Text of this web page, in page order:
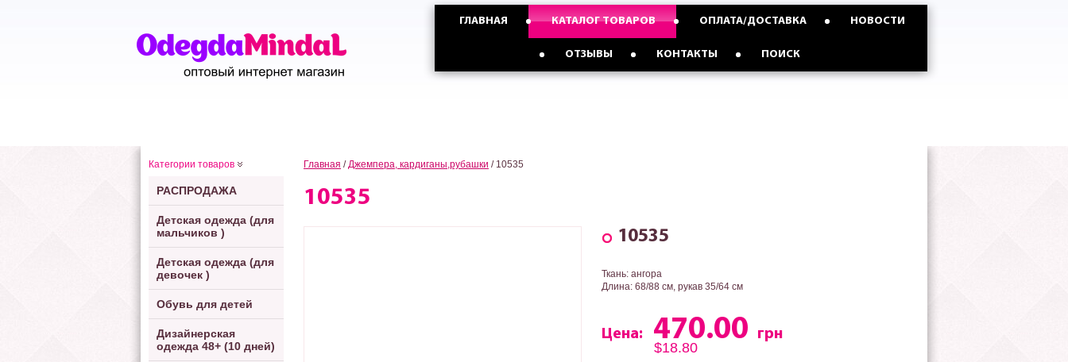
График работы
Опт с Россией,Казахстаном и
Опт с Украиной от
ГЛАВНАЯ КАТАЛОГ ТОВАРОВ ОПЛАТА/ДОСТАВКА НОВОСТИ
ОТЗЫВЫ КОНТАКТЫ ПОИСК
Категории товаров
РАСПРОДАЖА
Детская одежда (для
мальчиков )
Детская одежда (для
девочек )
Обувь для детей
Дизайнерская
одежда 48+ (10 дней)
Главная / Джемпера, кардиганы,рубашки / 10535
10535
10535
Ткань: ангора
Длина: 68/88 см, рукав 35/64 см
Цена: 470.00
грн
$18.80